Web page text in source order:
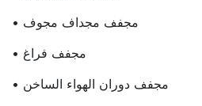
• مجفف مجداف مجوف
• مجفف فراغ
• مجفف دوران الهواء الساخن